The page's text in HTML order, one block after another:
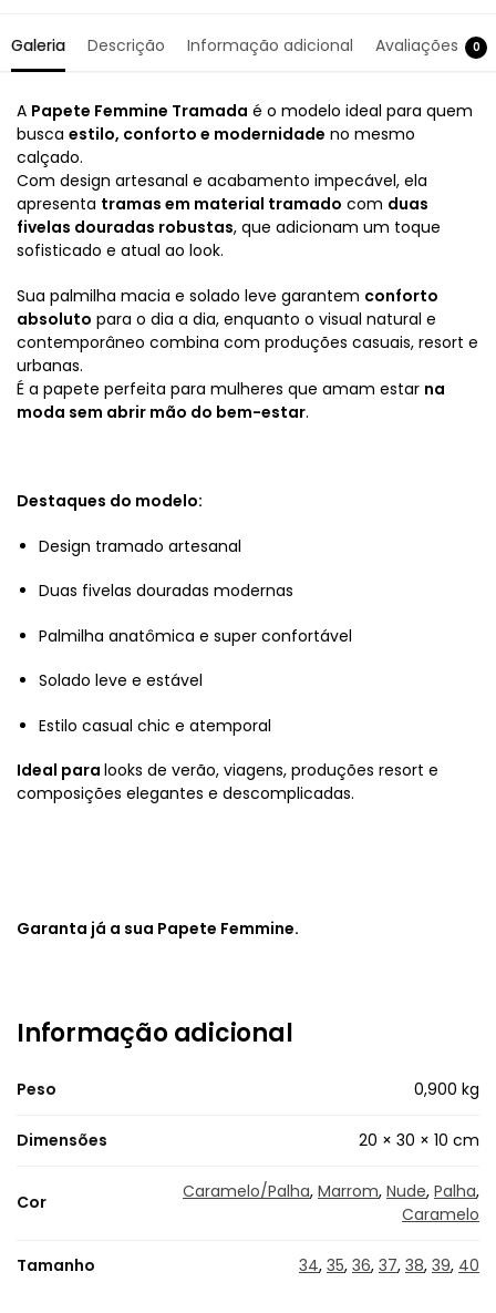
Galeria Descrição Informação adicional Avaliações 0
A Papete Femmine Tramada é o modelo ideal para quem
busca estilo, conforto e modernidade no mesmo
calçado.
Com design artesanal e acabamento impecável, ela
apresenta tramas em material tramado com duas
fivelas douradas robustas, que adicionam um toque
sofisticado e atual ao look.
Sua palmilha macia e solado leve garantem conforto
absoluto para o dia a dia, enquanto o visual natural e
contemporâneo combina com produções casuais, resort e
urbanas.
É a papete perfeita para mulheres que amam estar na
moda sem abrir mão do bem-estar.
Destaques do modelo:
Design tramado artesanal
Duas fivelas douradas modernas
Palmilha anatômica e super confortável
Solado leve e estável
Estilo casual chic e atemporal
Ideal para looks de verão, viagens, produções resort e
composições elegantes e descomplicadas.
Garanta já a sua Papete Femmine.
Informação adicional
Peso 0,900 kg
Dimensões 20 × 30 × 10 cm
Cor Caramelo/Palha, Marrom, Nude, Palha,
Caramelo
Tamanho 34, 35, 36, 37, 38, 39, 40